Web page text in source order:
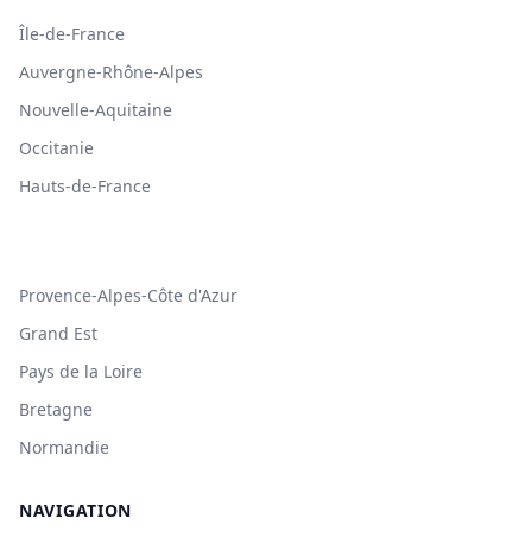
Île-de-France
Auvergne-Rhône-Alpes
Nouvelle-Aquitaine
Occitanie
Hauts-de-France
Provence-Alpes-Côte d'Azur
Grand Est
Pays de la Loire
Bretagne
Normandie
NAVIGATION